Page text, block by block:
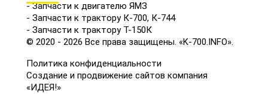
- Запчасти к двигателю ЯМЗ
- Запчасти к трактору К-700, К-744
- Запчасти к трактору Т-150К
© 2020 - 2026 Все права защищены. «K-700.INFO».
Политика конфиденциальности
Создание и продвижение сайтов компания
«ИДЕЯ!»